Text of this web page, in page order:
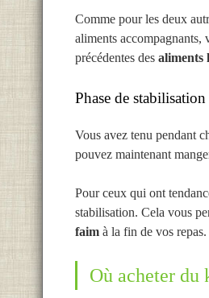
Comme pour les deux
aliments accompagnants,
précédentes des aliments
Phase de stabilisation
Vous avez tenu pendant
pouvez maintenant
Pour ceux qui ont
stabilisation. Cela vous
faim à la fin de vos repas.
Où acheter du